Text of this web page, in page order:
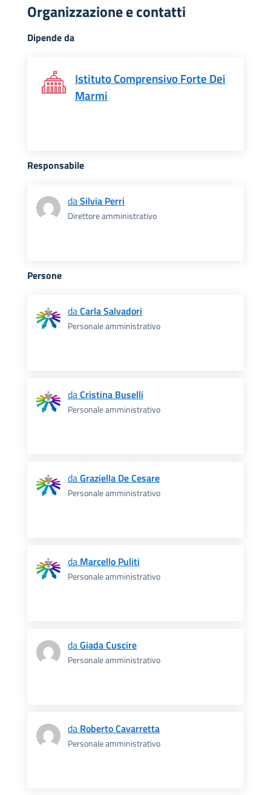
Organizzazione e contatti
Dipende da
Istituto Comprensivo Forte Dei
Marmi
Responsabile
daSilvia Perri
Direttore amministrativo
Persone
daCarla Salvadori
Personale amministrativo
daCristina Buselli
Personale amministrativo
daGraziella De Cesare
Personale amministrativo
da Marcello Puliti
Personale amministrativo
daGiada Cuscire
Personale amministrativo
da Roberto Cavarretta
Personale amministrativo